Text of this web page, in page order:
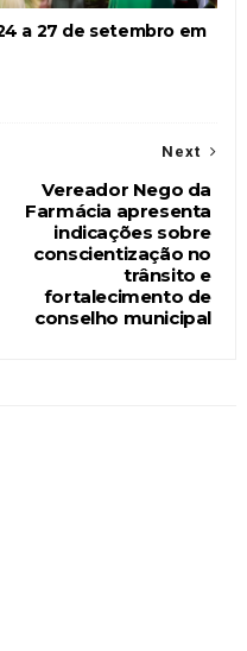
a 27 de setembro em
Next
Vereador Nego da
Farmácia apresenta
indicações sobre
conscientização no
trânsito e
fortalecimento de
conselho municipal